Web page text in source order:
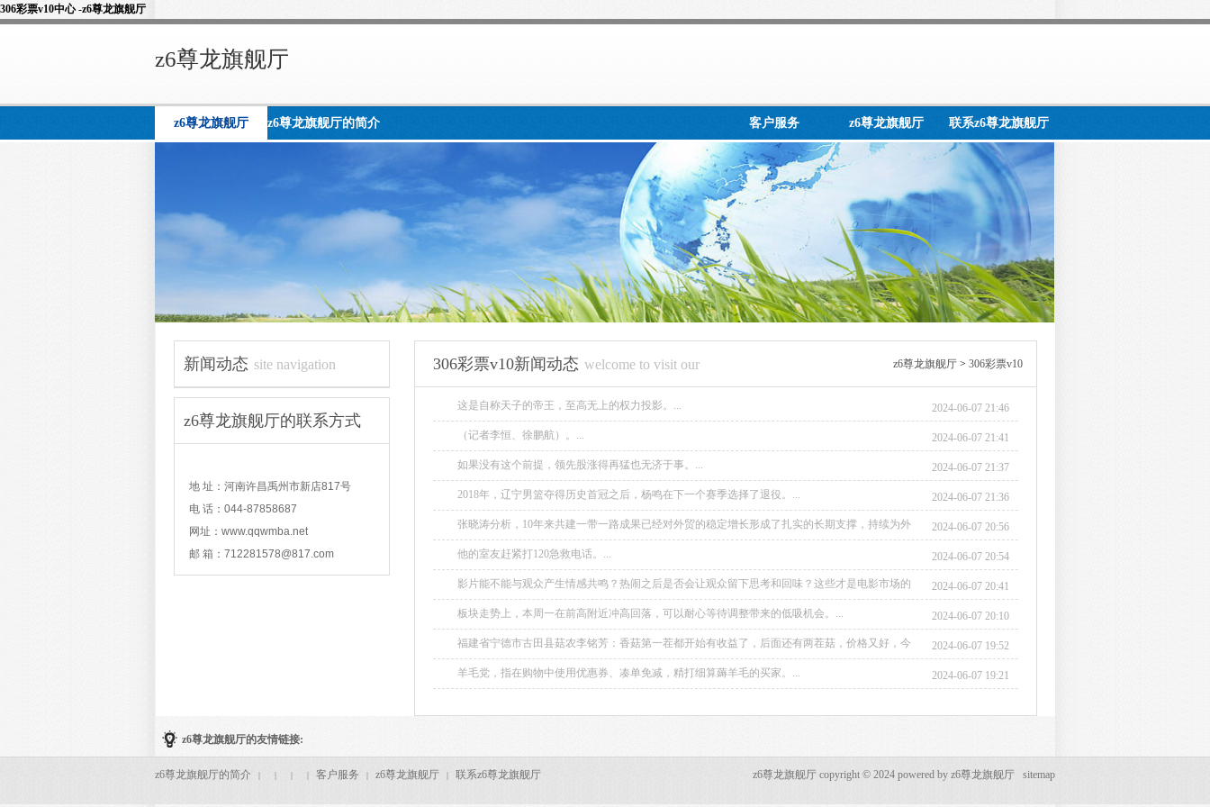
306彩票v10中心 -z6尊龙旗舰厅
z6尊龙旗舰厅
z6尊龙旗舰厅 z6尊龙旗舰厅的简介 客户服务 z6尊龙旗舰厅 联系z6尊龙旗舰厅
新闻动态 site navigation
z6尊龙旗舰厅的联系方式
地 址：河南许昌禹州市新店817号
电 话：044-87858687
网址：www.qqwmba.net
邮 箱： 712281578@817.com
z6尊龙旗舰厅> 306彩票v10
306彩票v10新闻动态 welcome to visit our
2024-06-07 21:46
这是自称天子的帝王，至高无上的权力投影。...
2024-06-07 21:41
（记者李恒、徐鹏航）。...
2024-06-07 21:37
如果没有这个前提，领先股涨得再猛也无济于事。...
2024-06-07 21:36
2018年，辽宁男篮夺得历史首冠之后，杨鸣在下一个赛季选择了退役。...
2024-06-07 20:56
张晓涛分析，10年来共建一带一路成果已经对外贸的稳定增长形成了扎实的长期支撑，持续为外
贸增长贡献动能。...
2024-06-07 20:54
他的室友赶紧打120急救电话。...
2024-06-07 20:41
影片能不能与观众产生情感共鸣？热闹之后是否会让观众留下思考和回味？这些才是电影市场的
流量密码。...
2024-06-07 20:10
板块走势上，本周一在前高附近冲高回落，可以耐心等待调整带来的低吸机会。...
2024-06-07 19:52
福建省宁德市古田县菇农李铭芳：香菇第一茬都开始有收益了，后面还有两茬菇，价格又好，今
年利润比往年高30%左右。...
2024-06-07 19:21
羊毛党，指在购物中使用优惠券、凑单免减，精打细算薅羊毛的买家。...
z6尊龙旗舰厅的友情链接:
z6尊龙旗舰厅的简介 | | | | 客户服务 | z6尊龙旗舰厅 | 联系z6尊龙旗舰厅 z6尊龙旗舰厅 copyright © 2024 powered by z6尊龙旗舰厅 sitemap